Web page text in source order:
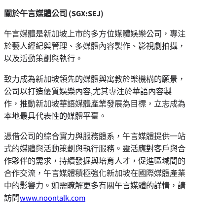
關於午言媒體公司 (SGX:SEJ)
午言媒體是新加坡上市的多方位媒體娛樂公司，專注
於藝人經紀與管理、多媒體內容製作、影視劇拍攝，
以及活動策劃與執行。
致力成為新加坡領先的媒體與寓教於樂機構的願景，
公司以打造優質娛樂內容,尤其專注於華語內容製
作，推動新加坡華語媒體產業發展為目標，立志成為
本地最具代表性的媒體平臺。
憑借公司的綜合實力與服務體系，午言媒體提供一站
式的媒體與活動策劃與執行服務。靈活應對客戶與合
作夥伴的需求，持續發掘與培育人才，促進區域間的
合作交流，午言媒體積極強化新加坡在國際媒體產業
中的影響力。如需瞭解更多有關午言媒體的詳情，請
訪問www.noontalk.com